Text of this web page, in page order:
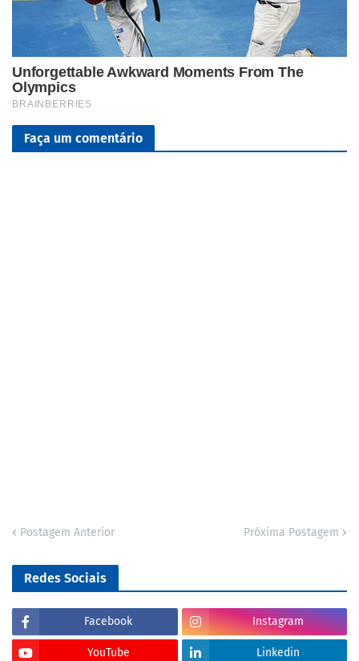
Faça um comentário
Postagem Anterior Próxima Postagem
Redes Sociais
Facebook Instagram
YouTube Linkedin